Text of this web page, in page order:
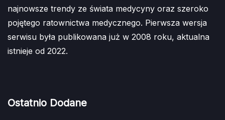
najnowsze trendy ze świata medycyny oraz szeroko
pojętego ratownictwa medycznego. Pierwsza wersja
serwisu była publikowana już w 2008 roku, aktualna
istnieje od 2022.
Ostatnio Dodane